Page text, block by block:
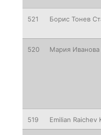
521 Борис Тонев
520 Мария
519 Emilian Raichev